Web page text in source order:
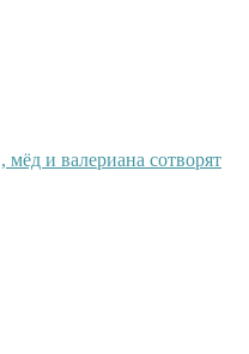
мёд и валериана сотворят